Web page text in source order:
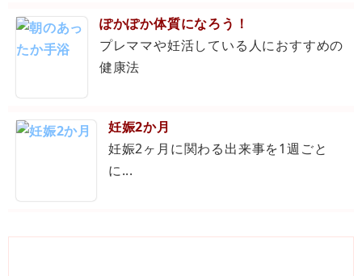
ぽかぽか体質になろう！
プレママや妊活している人におすすめの
健康法
妊娠2か月
妊娠2ヶ月に関わる出来事を1週ごと
に...